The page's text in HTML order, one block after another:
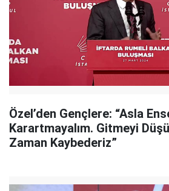
Özel’den Gençlere: “Asla
Karartmayalım. Gitmeyi
Zaman Kaybederiz”